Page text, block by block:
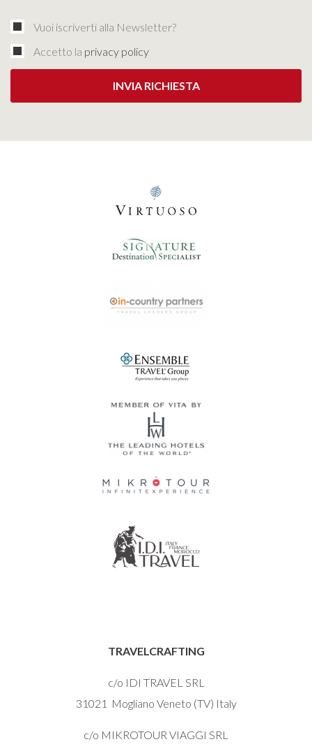
Vuoi iscriverti alla Newsletter?
Accetto la privacy policy
INVIA RICHIESTA
TRAVELCRAFTING
c/o IDI TRAVEL SRL
31021 Mogliano Veneto (TV) Italy
c/o MIKROTOUR VIAGGI SRL